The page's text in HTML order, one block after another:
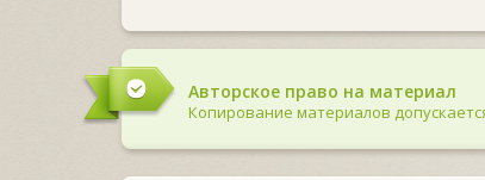
Авторское право на материал
Копирование материалов